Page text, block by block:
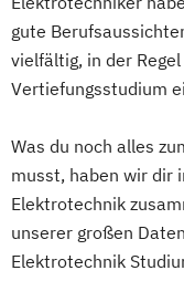
Geprüfte*r
(IHK)
Human
IT-
gute
vielfältig, in der
Vertiefungsstudium
Was du noch alles
musst, haben wir dir
Elektrotechnik
unserer großen
Elektrotechnik